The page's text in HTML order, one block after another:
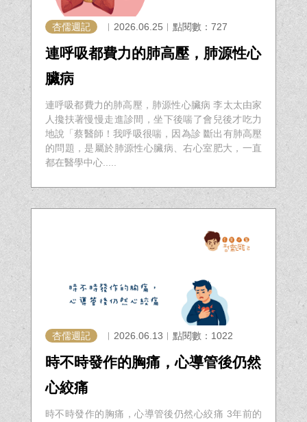
杏儒週記 ︱2026.06.25︱點閱數：727
連呼吸都費力的肺高壓，肺源性心
臟病
連呼吸都費力的肺高壓，肺源性心臟病 李太太由家
人攙扶著慢慢走進診間，坐下後喘了會兒後才吃力
地說「蔡醫師！我呼吸很喘，因為診 斷出有肺高壓
的問題，是屬於肺源性心臟病、右心室肥大，一直
都在醫學中心.....
杏儒週記 ︱2026.06.13︱點閱數：1022
時不時發作的胸痛，心導管後仍然
心絞痛
時不時發作的胸痛，心導管後仍然心絞痛 3年前的